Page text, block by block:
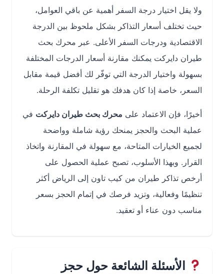
ولا يقل اختيار درجة السفر أهمية عن باقي العوامل،
حيث تختلف أسعار التذاكر بشكل ملحوظ بين الدرجة
الاقتصادية ودرجات السفر الأعلى. عبر محرك بحث
طيران دايركت يمكنك مقارنة أسعار الدرجات المختلفة
بسهولة واختيار الدرجة التي توفّر لك أفضل قيمة مقابل
السعر، خاصة إذا كان هدفك هو تقليل تكلفة الرحلة.
أخيرًا، فإن الاعتماد علىمحرك بحث طيران دايركتفي
عملية البحث والحجز يمنحك رؤية شاملة وواضحة
لجميع الخيارات المتاحة، مع سهولة في المقارنة واتخاذ
القرار. وبهذا الأسلوب، تصبح عملية الحصول على
أرخص تذاكر طيران من كيب تاون إلى الرياض أكثر
تنظيمًا وفعالية، وتزيد فرصك في إتمام الحجز بسعر
مناسب دون عناء أو تعقيد.
الأسئلة الشائعة حول حجز